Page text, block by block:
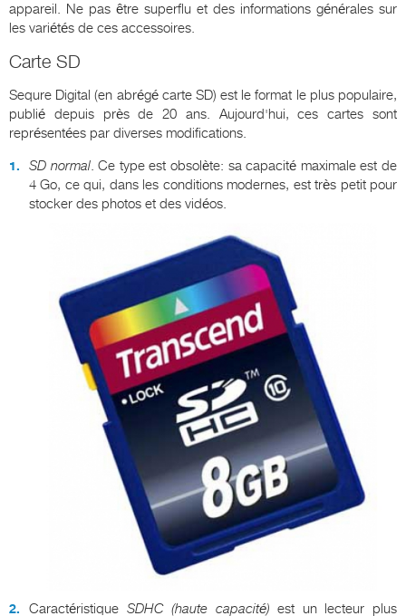
appareil. Ne pas être superflu et des informations générales sur
les variétés de ces accessoires.
Carte SD
Sequre Digital (en abrégé carte SD) est le format le plus populaire,
publié depuis près de 20 ans. Aujourd'hui, ces cartes sont
représentées par diverses modifications.
SD normal. Ce type est obsolète: sa capacité maximale est de
4 Go, ce qui, dans les conditions modernes, est très petit pour
stocker des photos et des vidéos.
Caractéristique SDHC (haute capacité) est un lecteur plus